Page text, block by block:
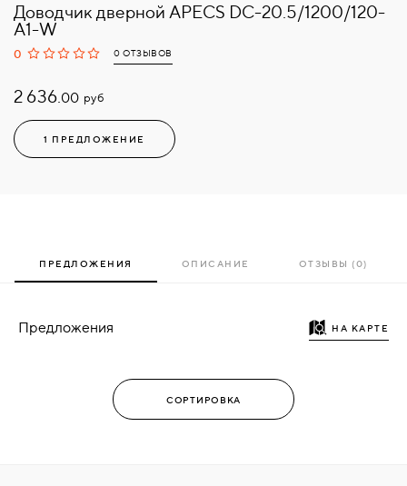
Доводчик дверной APECS DC-20.5/1200/120-
A1-W
0 0 ОТЗЫВОВ
2 636.00 руб
1 ПРЕДЛОЖЕНИЕ
ПРЕДЛОЖЕНИЯ ОПИСАНИЕ ОТЗЫВЫ (0)
Предложения НА КАРТЕ